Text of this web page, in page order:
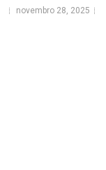
novembro 28, 2025